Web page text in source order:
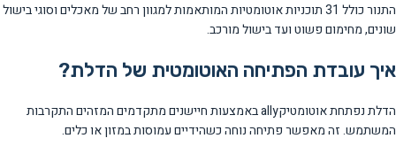
התנור כולל 31 תוכניות אוטומטיות המותאמות למגוון רחב של מאכלים וסוגי בישול
שונים, מחימום פשוט ועד בישול מורכב.
איך עובדת הפתיחה האוטומטית של הדלת?
הדלת נפתחת אוטומטיקally באמצעות חיישנים מתקדמים המזהים התקרבות
המשתמש. זה מאפשר פתיחה נוחה כשהידיים עמוסות במזון או כלים.